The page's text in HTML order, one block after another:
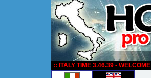
:: ITALY TIME 3.46.39 - WELCOME